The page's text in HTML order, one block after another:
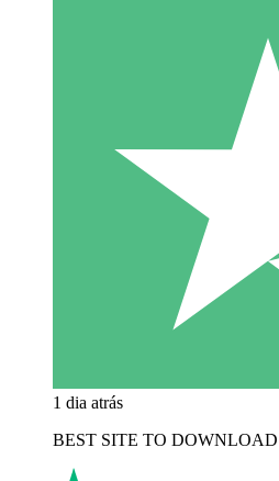
1 dia atrás
BEST SITE TO